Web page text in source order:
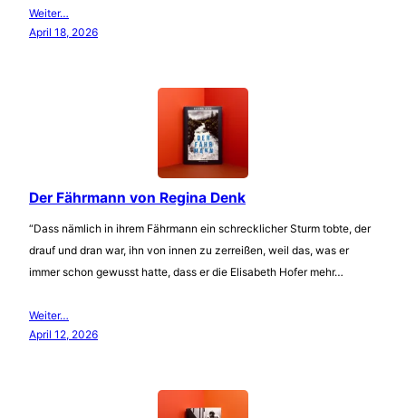
Weiter…
April 18, 2026
Der Fährmann von Regina Denk
“Dass nämlich in ihrem Fährmann ein schrecklicher Sturm tobte, der
drauf und dran war, ihn von innen zu zerreißen, weil das, was er
immer schon gewusst hatte, dass er die Elisabeth Hofer mehr…
Weiter…
April 12, 2026